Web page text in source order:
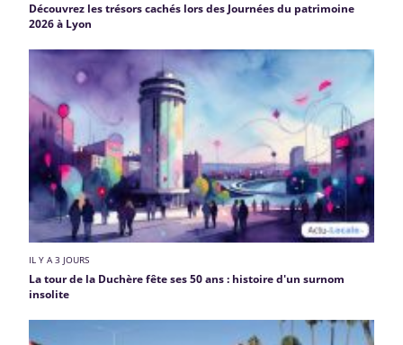
Découvrez les trésors cachés lors des Journées du patrimoine
2026 à Lyon
IL Y A 3 JOURS
La tour de la Duchère fête ses 50 ans : histoire d'un surnom
insolite